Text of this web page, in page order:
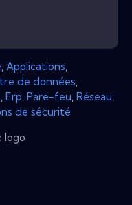
Applications
de données
Erp Pare-feu Réseau
de sécurité